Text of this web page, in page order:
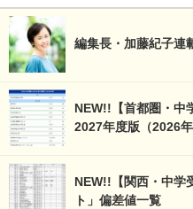
編集長・加藤紀子連
NEW!!【首都圏・中
2027年度版（2026年
NEW!!【関西・中学
ト」偏差値一覧